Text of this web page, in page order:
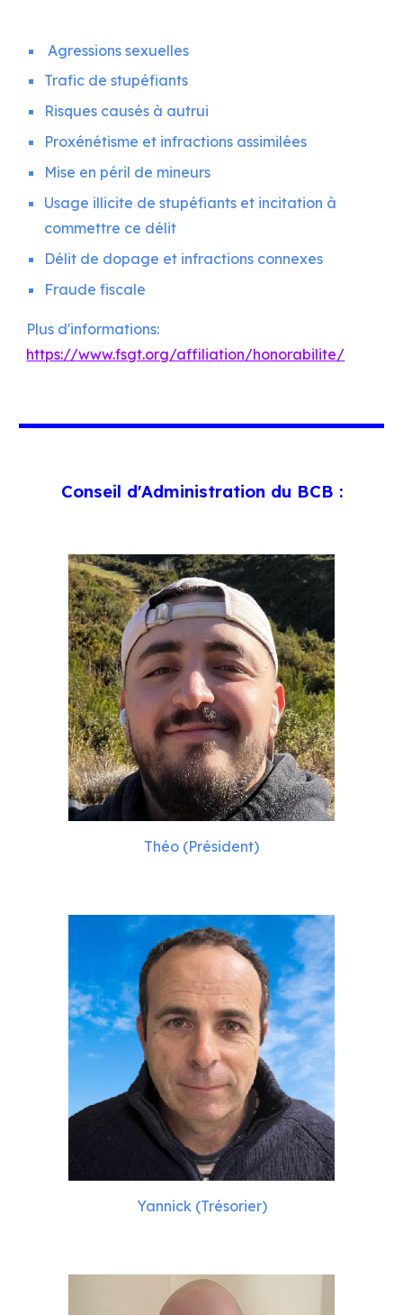
Agressions sexuelles
Trafic de stupéfiants
Risques causés à autrui
Proxénétisme et infractions assimilées
Mise en péril de mineurs
Usage illicite de stupéfiants et incitation à
commettre ce délit
Délit de dopage et infractions connexes
Fraude fiscale
Plus d'informations:
https://www.fsgt.org/affiliation/honorabilite/
Conseil d'Administration du BCB :
Théo (Président)
Yannick (Trésorier)